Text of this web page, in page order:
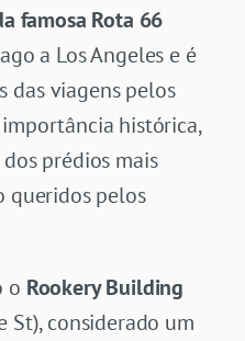
famosa Rota 66
a Los Angeles e é
das viagens pelos
histórica,
prédios mais
queridos pelos
o Rookery Building
St), considerado um